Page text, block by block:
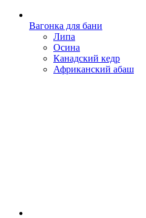
Вагонка для бани
Липа
Осина
Канадский кедр
Африканский абаш